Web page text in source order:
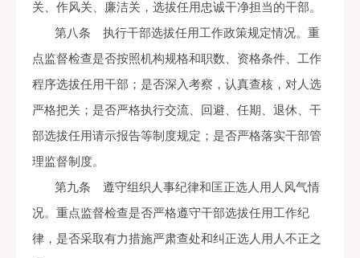
关、作风关、廉洁关，选拔任用忠诚干净担当的干部。
第八条 执行干部选拔任用工作政策规定情况。重
点监督检查是否按照机构规格和职数、资格条件、工作
程序选拔任用干部；是否深入考察，认真查核，对人选
严格把关；是否严格执行交流、回避、任期、退休、干
部选拔任用请示报告等制度规定；是否严格落实干部管
理监督制度。
第九条 遵守组织人事纪律和匡正选人用人风气情
况。重点监督检查是否严格遵守干部选拔任用工作纪
律，是否采取有力措施严肃查处和纠正选人用人不正之